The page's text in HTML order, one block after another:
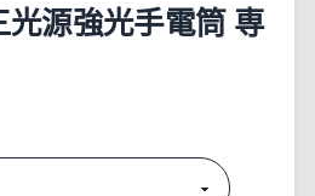
光源強光手電筒 専